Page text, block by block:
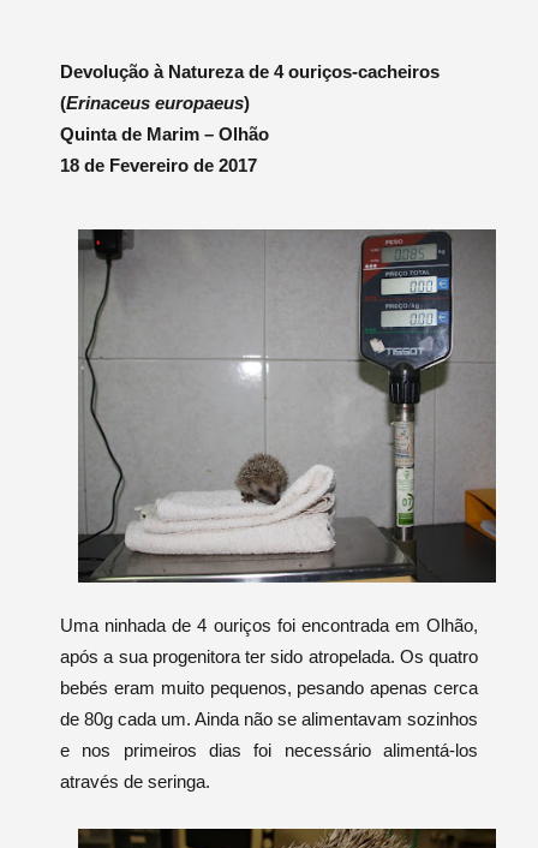
Devolução à Natureza de 4 ouriços-cacheiros
(Erinaceus europaeus)
Quinta de Marim – Olhão
18 de Fevereiro de 2017
Uma ninhada de 4 ouriços foi encontrada em Olhão,
após a sua progenitora ter sido atropelada. Os quatro
bebés eram muito pequenos, pesando apenas cerca
de 80g cada um. Ainda não se alimentavam sozinhos
e nos primeiros dias foi necessário alimentá-los
através de seringa.